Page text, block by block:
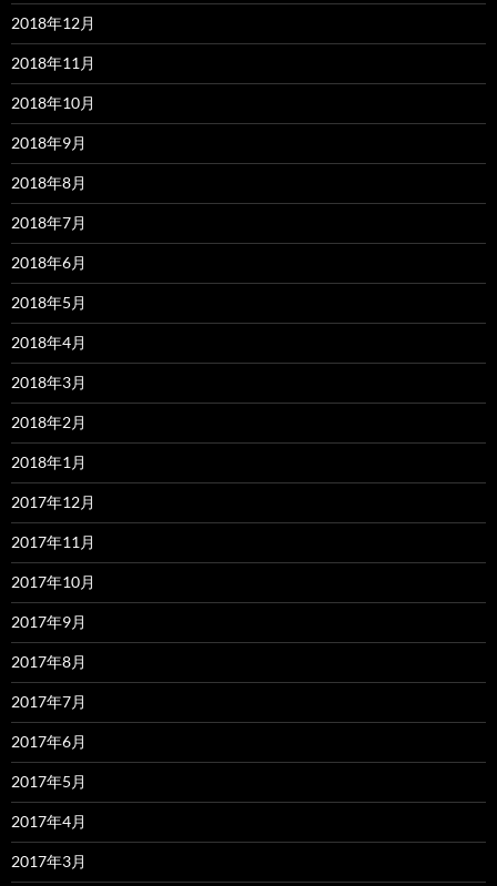
2018年12月
2018年11月
2018年10月
2018年9月
2018年8月
2018年7月
2018年6月
2018年5月
2018年4月
2018年3月
2018年2月
2018年1月
2017年12月
2017年11月
2017年10月
2017年9月
2017年8月
2017年7月
2017年6月
2017年5月
2017年4月
2017年3月